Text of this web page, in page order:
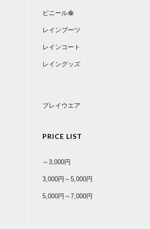
ビニール傘
レインブーツ
レインコート
レイングッズ
プレイウエア
PRICE LIST
～3,000円
3,000円～5,000円
5,000円～7,000円